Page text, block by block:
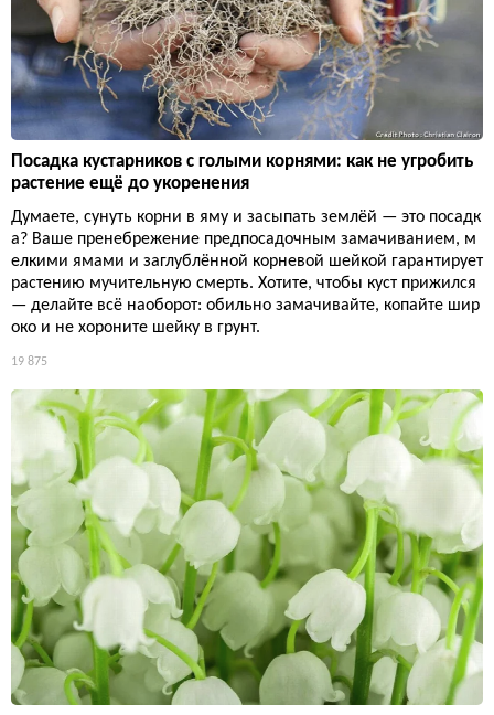
Посадка кустарников с голыми корнями: как не угробить
растение ещё до укоренения
Думаете, сунуть корни в яму и засыпать землёй — это посадк
а? Ваше пренебрежение предпосадочным замачиванием, м
елкими ямами и заглублённой корневой шейкой гарантирует
растению мучительную смерть. Хотите, чтобы куст прижился
— делайте всё наоборот: обильно замачивайте, копайте шир
око и не хороните шейку в грунт.
19 875